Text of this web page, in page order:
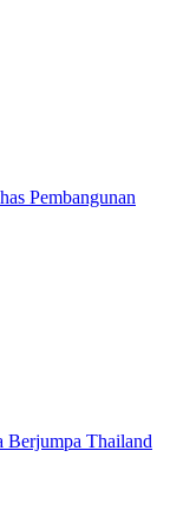
Pembangunan
Berjumpa Thailand